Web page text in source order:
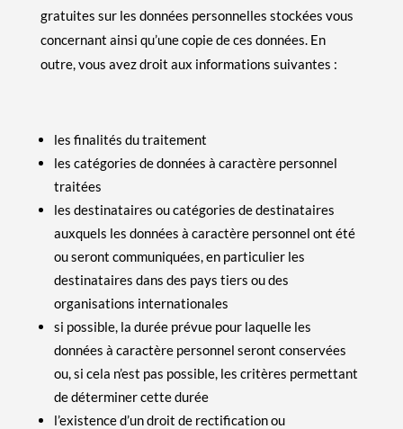
gratuites sur les données personnelles stockées vous
concernant ainsi qu’une copie de ces données. En
outre, vous avez droit aux informations suivantes :
les finalités du traitement
les catégories de données à caractère personnel
traitées
les destinataires ou catégories de destinataires
auxquels les données à caractère personnel ont été
ou seront communiquées, en particulier les
destinataires dans des pays tiers ou des
organisations internationales
si possible, la durée prévue pour laquelle les
données à caractère personnel seront conservées
ou, si cela n’est pas possible, les critères permettant
de déterminer cette durée
l’existence d’un droit de rectification ou